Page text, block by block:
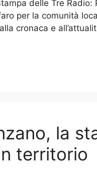
delle Tre Radio:
per la comunità
cronaca e
la
territorio